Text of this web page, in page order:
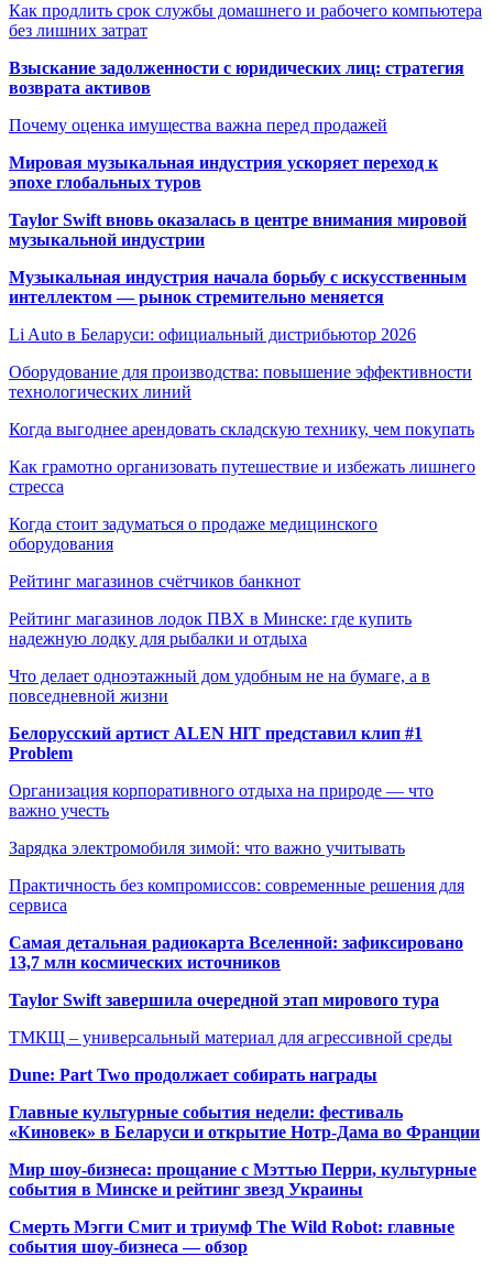
Как продлить срок службы домашнего и рабочего компьютера
без лишних затрат
Взыскание задолженности с юридических лиц: стратегия
возврата активов
Почему оценка имущества важна перед продажей
Мировая музыкальная индустрия ускоряет переход к
эпохе глобальных туров
Taylor Swift вновь оказалась в центре внимания мировой
музыкальной индустрии
Музыкальная индустрия начала борьбу с искусственным
интеллектом — рынок стремительно меняется
Li Auto в Беларуси: официальный дистрибьютор 2026
Оборудование для производства: повышение эффективности
технологических линий
Когда выгоднее арендовать складскую технику, чем покупать
Как грамотно организовать путешествие и избежать лишнего
стресса
Когда стоит задуматься о продаже медицинского
оборудования
Рейтинг магазинов счётчиков банкнот
Рейтинг магазинов лодок ПВХ в Минске: где купить
надежную лодку для рыбалки и отдыха
Что делает одноэтажный дом удобным не на бумаге, а в
повседневной жизни
Белорусский артист ALEN HIT представил клип #1
Problem
Организация корпоративного отдыха на природе — что
важно учесть
Зарядка электромобиля зимой: что важно учитывать
Практичность без компромиссов: современные решения для
сервиса
Самая детальная радиокарта Вселенной: зафиксировано
13,7 млн космических источников
Taylor Swift завершила очередной этап мирового тура
ТМКЩ – универсальный материал для агрессивной среды
Dune: Part Two продолжает собирать награды
Главные культурные события недели: фестиваль
«Киновек» в Беларуси и открытие Нотр-Дама во Франции
Мир шоу-бизнеса: прощание с Мэттью Перри, культурные
события в Минске и рейтинг звезд Украины
Смерть Мэгги Смит и триумф The Wild Robot: главные
события шоу-бизнеса — обзор